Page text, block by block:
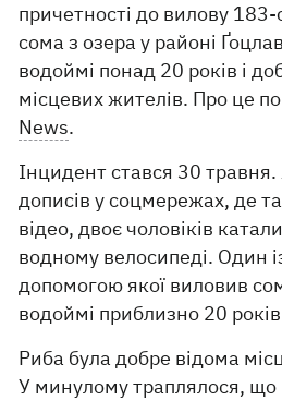
причетності до вилову
сома з озера у районі
водоймі понад 20 років і
місцевих жителів. Про це
News.
Інцидент стався 30
дописів у соцмережах, де
відео, двоє чоловіків
водному велосипеді. Один
допомогою якої виловив
водоймі приблизно 20
Риба була добре відома
У минулому траплялося, що